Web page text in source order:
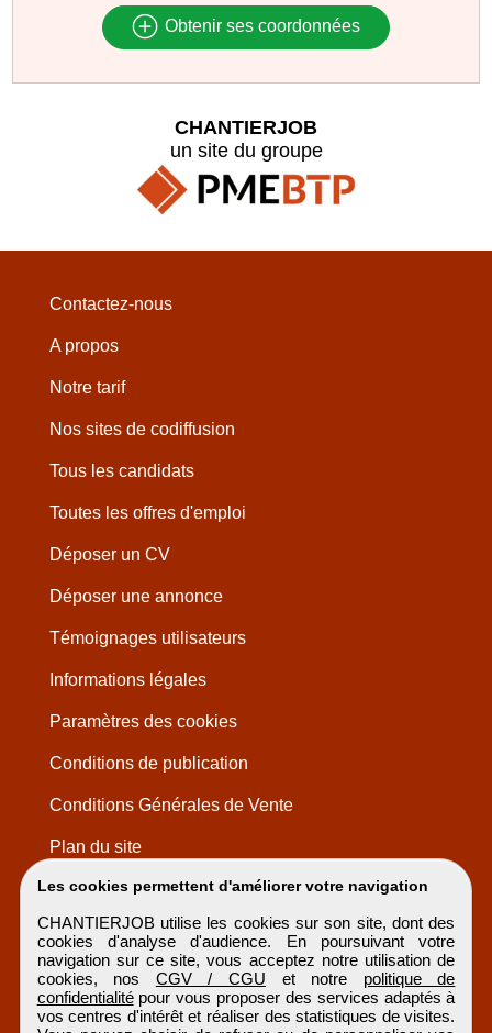
Obtenir ses coordonnées
Les cookies permettent d'améliorer votre navigation
CHANTIERJOB utilise les cookies sur son site, dont des
cookies d'analyse d'audience. En poursuivant votre
navigation sur ce site, vous acceptez notre utilisation de
cookies, nos CGV / CGU et notre politique de
confidentialitépour vous proposer des services adaptés à
vos centres d'intérêt et réaliser des statistiques de visites.
CHANTIERJOB
un site du groupe
Contactez-nous
A propos
Notre tarif
Nos sites de codiffusion
Tous les candidats
Toutes les offres d'emploi
Déposer un CV
Déposer une annonce
Témoignages utilisateurs
Informations légales
Paramètres des cookies
Conditions de publication
Conditions Générales de Vente
Plan du site